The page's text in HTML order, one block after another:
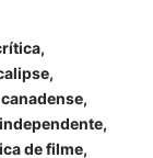
de filme